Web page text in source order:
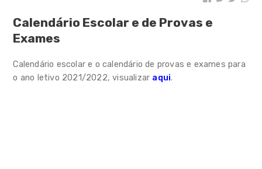
Programas Educativos
Ação Social
AEC / AAAF
Calendário Escolar e de Provas e
Exames
Calendário escolar e o calendário de provas e exames para
o ano letivo 2021/2022, visualizar aqui.